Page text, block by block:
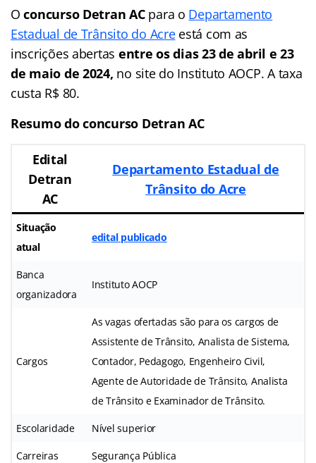
Oconcurso Detran ACpara o Departamento
Estadual de Trânsito do Acreestá com as
inscrições abertas entre os dias 23 de abril e 23
de maio de 2024, no site do Instituto AOCP. A taxa
custa R$ 80.
Resumo do concurso Detran AC
Edital
Detran
AC
Departamento Estadual de
Trânsito do Acre
Situação
atual
edital publicado
Banca
organizadora
Instituto AOCP
Cargos
As vagas ofertadas são para os cargos de
Assistente de Trânsito, Analista de Sistema,
Contador, Pedagogo, Engenheiro Civil,
Agente de Autoridade de Trânsito, Analista
de Trânsito e Examinador de Trânsito.
Escolaridade Nível superior
Carreiras Segurança Pública